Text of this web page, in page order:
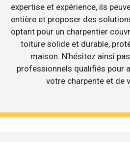
expertise et expérience, ils
entière et proposer des
optant pour un charpentier
toiture solide et durable,
maison. N’hésitez ainsi
professionnels qualifiés pour
votre charpente et de